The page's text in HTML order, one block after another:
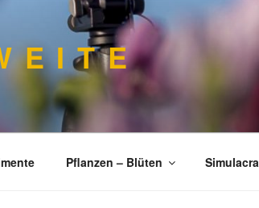
E I T E
Pflanzen – Blüten Simulacra